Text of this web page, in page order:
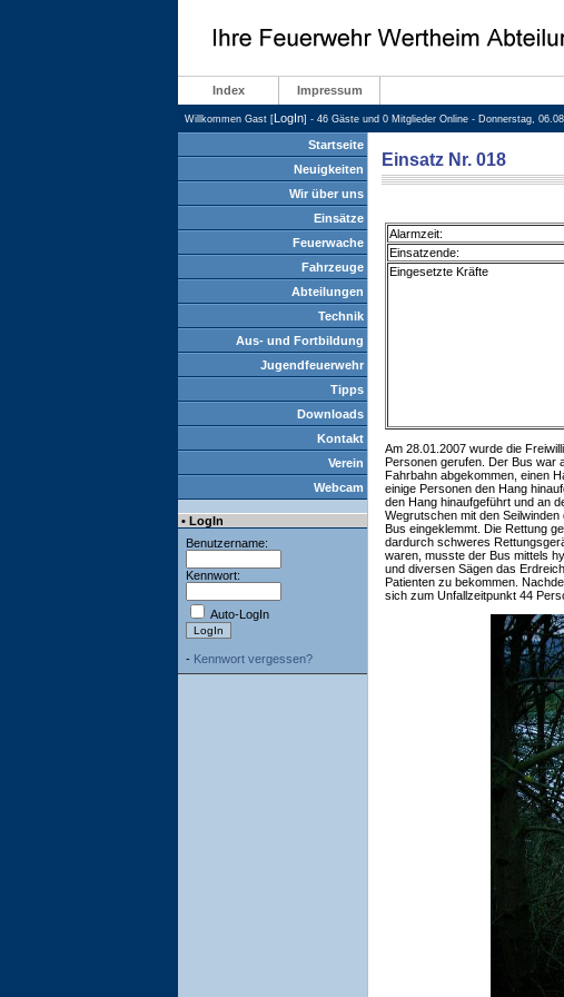
Index Impressum
Willkommen Gast [LogIn] - 46 Gäste und 0 Mitglieder Online - Donnerstag,
Startseite
Neuigkeiten
Wir über uns
Einsätze
Feuerwache
Fahrzeuge
Abteilungen
Technik
Aus- und Fortbildung
Jugendfeuerwehr
Tipps
Downloads
Kontakt
Verein
Webcam
• LogIn
Benutzername:
Kennwort:
Auto-LogIn
- Kennwort vergessen?
Einsatz Nr. 018
Alarmzeit:
Einsatzende:
Eingesetzte Kräfte
Am 28.01.2007 wurde die
Personen gerufen. Der Bus war
Fahrbahn abgekommen, einen
einige Personen den Hang
den Hang hinaufgeführt und an
Wegrutschen mit den
Bus eingeklemmt. Die Rettung
dardurch schweres
waren, musste der Bus mittels
und diversen Sägen das
Patienten zu bekommen.
sich zum Unfallzeitpunkt 44